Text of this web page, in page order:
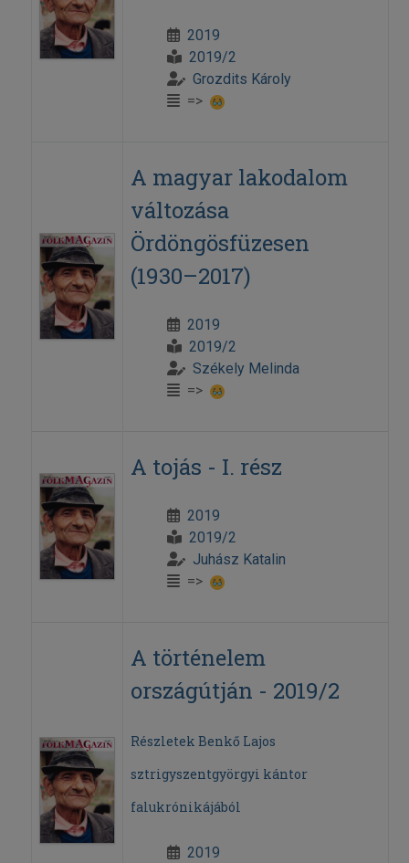
2019
2019/2
Grozdits Károly
=>
A magyar lakodalom
változása
Ördöngösfüzesen
(1930–2017)
2019
2019/2
Székely Melinda
=>
A tojás - I. rész
2019
2019/2
Juhász Katalin
=>
A történelem
országútján - 2019/2
Részletek Benkő Lajos
sztrigyszentgyörgyi kántor
falukrónikájából
2019